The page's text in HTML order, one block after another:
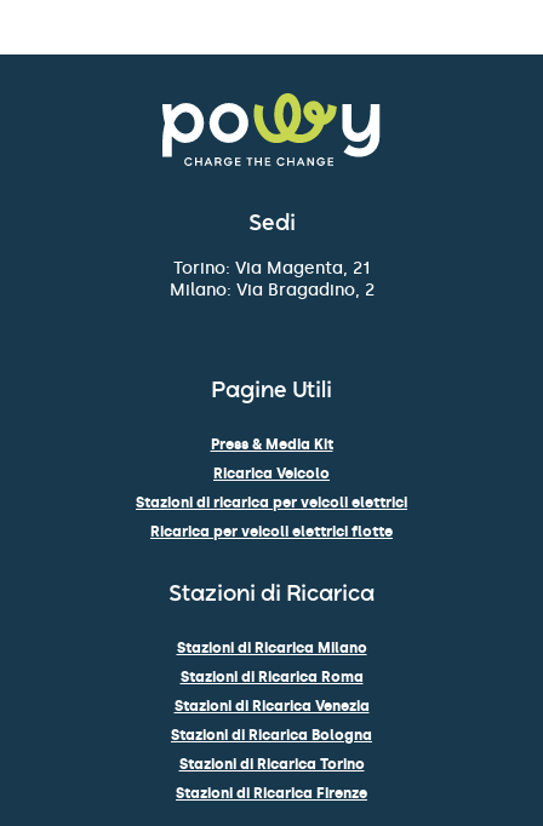
Sedi
Torino: Via Magenta, 21
Milano: Via Bragadino, 2
Pagine Utili
Press & Media Kit
Ricarica Veicolo
Stazioni di ricarica per veicoli elettrici
Ricarica per veicoli elettrici flotte
Stazioni di Ricarica
Stazioni di Ricarica Milano
Stazioni di Ricarica Roma
Stazioni di Ricarica Venezia
Stazioni di Ricarica Bologna
Stazioni di Ricarica Torino
Stazioni di Ricarica Firenze